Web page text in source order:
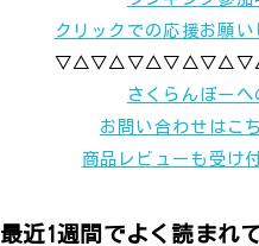
クリックでの応援お願い
さくらんぼーへ
お問い合わせはこ
商品レビューも受け
最近1週間でよく読まれ